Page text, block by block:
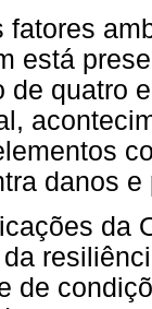
fatores
está
de quatro
danos
da
de